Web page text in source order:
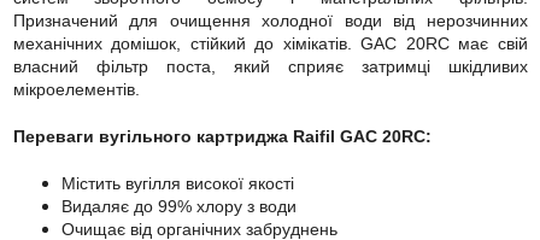
Призначений для очищення холодної води від нерозчинних
механічних домішок, стійкий до хімікатів. GAC 20RC має свій
власний фільтр поста, який сприяє затримці шкідливих
мікроелементів.
Переваги вугільного картриджа Raifil GAC 20RC:
Містить вугілля високої якості
Видаляє до 99% хлору з води
Очищає від органічних забруднень